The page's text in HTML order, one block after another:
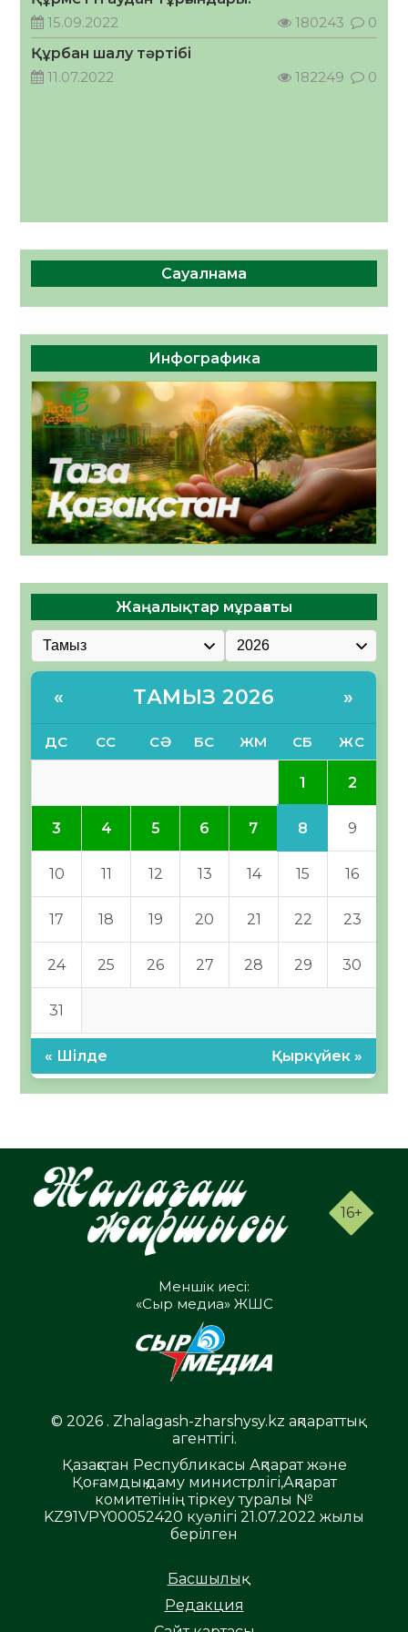
кеңесшісі болып тағайындалды
05.08.2026
48 0
15.09.2022
180243
0
Құрбан шалу тәртібі
11.07.2022
182249 0
Сауалнама
Инфографика
Жаңалықтар мұрағаты
« ТАМЫЗ 2026 »
ДС СС СӘ БС ЖМ СБ ЖС
1 2
3 4 5 6 7 8 9
10 11 12 13 14 15 16
17 18 19 20 21 22 23
24 25 26 27 28 29 30
31
« Шілде Қыркүйек »
16+
Меншік иесі:
«Сыр медиа» ЖШС
© 2026 . Zhalagash-zharshysy.kz ақпараттық
агенттігі.
Қазақстан Республикасы Ақпарат және
Қоғамдық даму министрлігі,Ақпарат
комитетінің тіркеу туралы №
KZ91VPY00052420 куәлігі 21.07.2022 жылы
берілген
Басшылық
Редакция